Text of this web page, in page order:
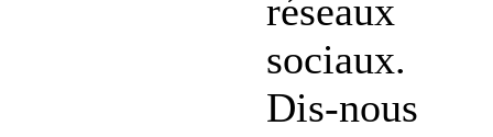
réseaux
sociaux.
Dis-nous